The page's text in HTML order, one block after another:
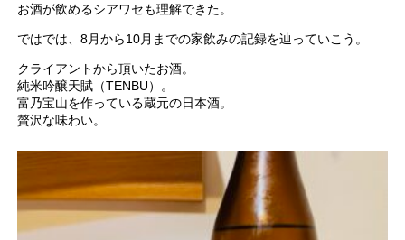
お酒が飲めるシアワセも理解できた。
ではでは、8月から10月までの家飲みの記録を辿っていこう。
クライアントから頂いたお酒。
純米吟醸天賦（TENBU）。
富乃宝山を作っている蔵元の日本酒。
贅沢な味わい。